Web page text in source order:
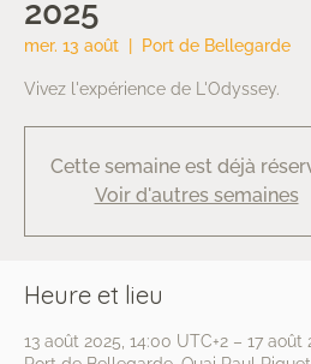
2025
mer. 13 août Port de Bellegarde
Vivez l'expérience de L'Odyssey.
Cette semaine est déjà
Voir d'autres semaines
Heure et lieu
13 août 2025, 14:00 UTC+2 – 17 août